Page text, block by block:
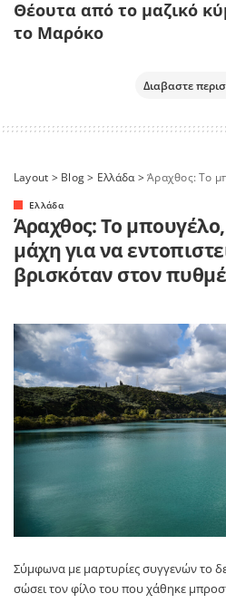
Θέουτα από το μαζικό
το Μαρόκο
Διαβαστε
Layout > Blog> Ελλάδα>Άραχθος: Το μπουγέλο, η παγίδα και
Ελλάδα
Άραχθος: Το
μάχη για να
βρισκόταν στον
Σύμφωνα με μαρτυρίες συγγενών το
σώσει τον φίλο του που χάθηκε